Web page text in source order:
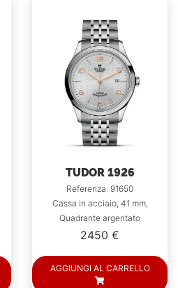
TUDOR 1926
Referenza: 91650
Cassa in acciaio, 41 mm,
Quadrante argentato
2450 €
AGGIUNGI AL CARRELLO